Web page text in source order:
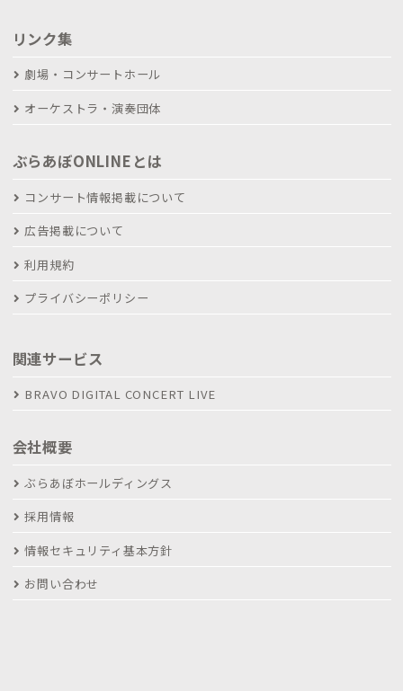
リンク集
劇場・コンサートホール
オーケストラ・演奏団体
ぶらあぼONLINEとは
コンサート情報掲載について
広告掲載について
利用規約
プライバシーポリシー
関連サービス
BRAVO DIGITAL CONCERT LIVE
会社概要
ぶらあぼホールディングス
採用情報
情報セキュリティ基本方針
お問い合わせ